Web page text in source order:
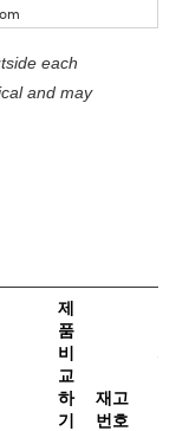
each
and may
제
품
비
교
하
기
재고
번호